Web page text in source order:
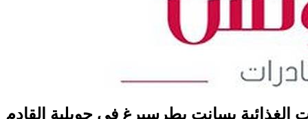
الغذائية بسانت بطرسبرغ في جويلية القادم